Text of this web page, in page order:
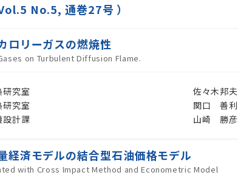
No.5, 通巻27号 ）
ロリーガスの燃焼性
on Turbulent Diffusion Flame.
研究室
佐々木邦夫
研究室
関口 善利
設計課
山崎 勝彦
経済モデルの結合型石油価格モデル
with Cross Impact Method and Econometric Model